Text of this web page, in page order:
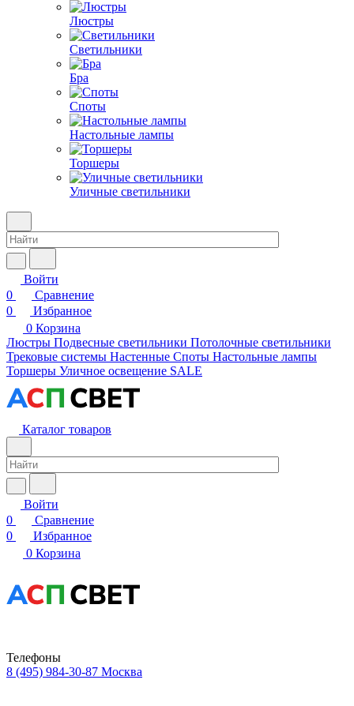
Люстры
Светильники
Бра
Споты
Настольные лампы
Торшеры
Уличные светильники
Войти
0
Сравнение
0
Избранное
0 Корзина
Люстры Подвесные светильники Потолочные светильники
Трековые системы Настенные Споты Настольные лампы
Торшеры Уличное освещение SALE
Каталог товаров
Войти
0
Сравнение
0
Избранное
0 Корзина
Телефоны
8 (495) 984-30-87 Москва